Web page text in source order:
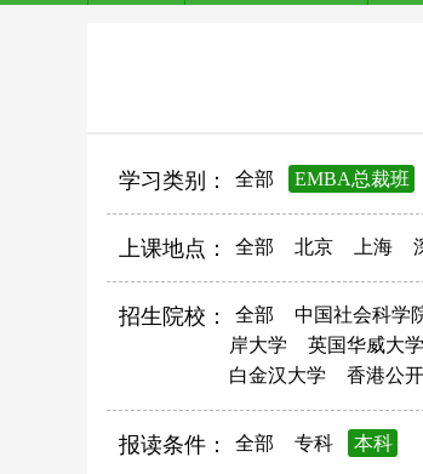
学习类别： 全部 EMBA总裁班
上课地点： 全部 北京 上海
招生院校： 全部 中国社会科学
岸大学
英国华威大学
白金汉大学
香港公
报读条件： 全部 专科 本科